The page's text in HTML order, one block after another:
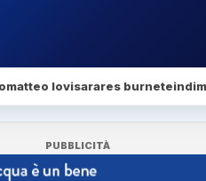
matteo lovisarares burnete
PUBBLICITÀ